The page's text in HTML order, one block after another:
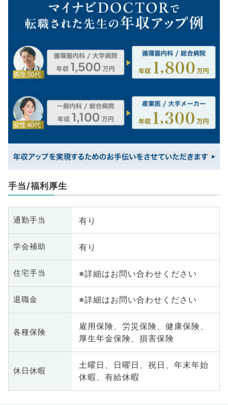
手当/福利厚生
通勤手当 有り
学会補助 有り
住宅手当 ※詳細はお問い合わせください
退職金 ※詳細はお問い合わせください
各種保険
雇用保険、労災保険、健康保険、
厚生年金保険、損害保険
休日休暇
土曜日、日曜日、祝日、年末年始
休暇、有給休暇